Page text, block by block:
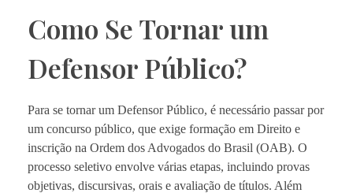
Como Se Tornar um
Defensor Público?
Para se tornar um Defensor Público, é necessário passar por
um concurso público, que exige formação em Direito e
inscrição na Ordem dos Advogados do Brasil (OAB). O
processo seletivo envolve várias etapas, incluindo provas
objetivas, discursivas, orais e avaliação de títulos. Além